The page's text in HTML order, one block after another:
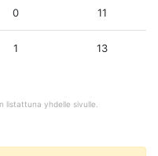
0 11
1 13
listattuna yhdelle sivulle.